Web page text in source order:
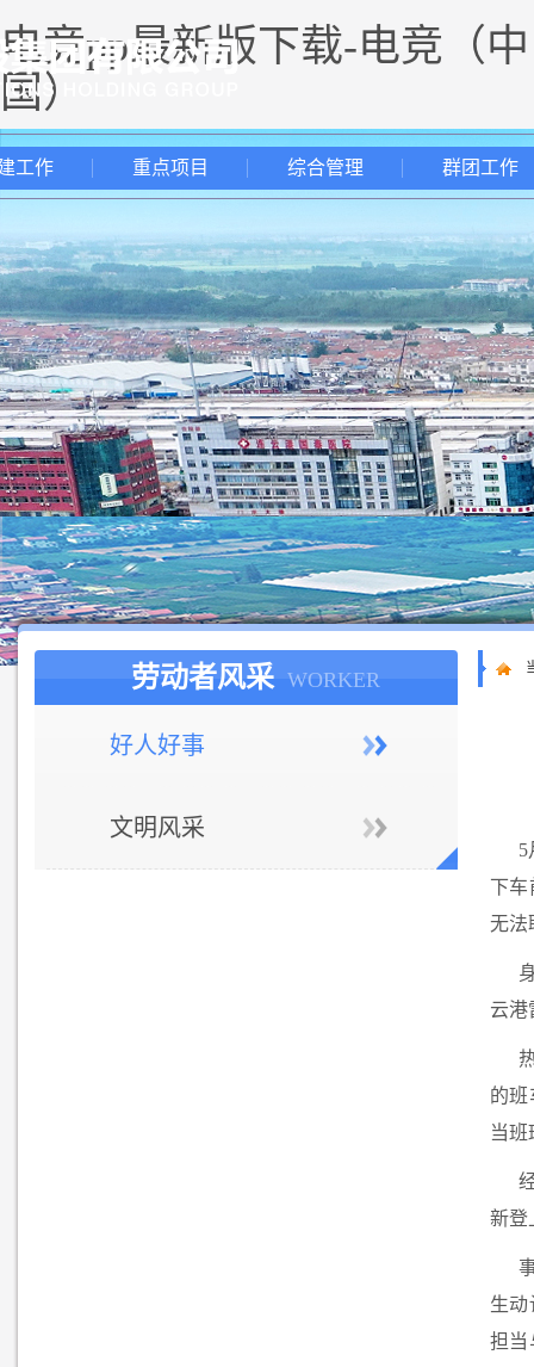
电竞pp最新版下载-电竞（中
国）
工作 重点项目 综合管理 群团工作
劳动者风采 WORKER
好人好事
文明风采
5
下车
无法
云港
的班
当
新登
生动
担当